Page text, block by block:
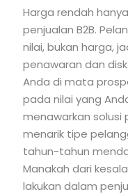
Harga rendah
penjualan B2B.
nilai, bukan harga,
penawaran dan
Anda di mata
pada nilai yang
menawarkan solusi
menarik tipe
tahun-tahun
Manakah dari
lakukan dalam